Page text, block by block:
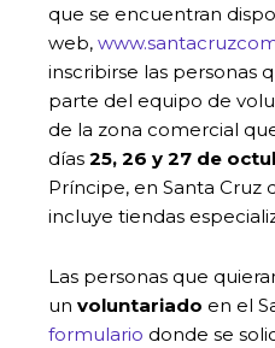
que se encuentran
web,
inscribirse las personas
parte del equipo de
de la zona comercial
días 25, 26 y 27 de
Príncipe, en Santa Cruz
incluye tiendas
Las personas que
un voluntariado en el
formulario donde se